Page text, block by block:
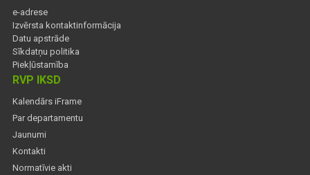
e-adrese
Izvērsta kontaktinformācija
Datu apstrāde
Sīkdatņu politika
Piekļūstamība
RVP IKSD
Kalendārs iFrame
Par departamentu
Jaunumi
Kontakti
Normatīvie akti